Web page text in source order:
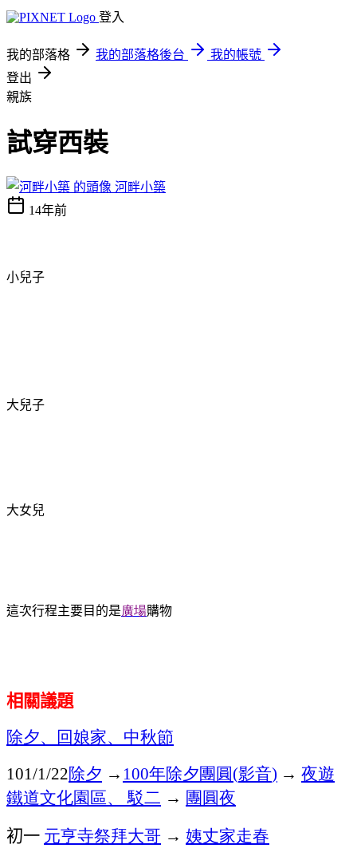
登入
我的部落格 我的部落格後台
我的帳號
登出
親族
試穿西裝
河畔小築
14年前
小兒子
大兒子
大女兒
這次行程主要目的是廣場購物
相關議題
除夕、回娘家、 中秋節
101/1/22除夕 → 100年除夕團圓(影音) → 夜遊
鐵道文化園區、
駁二 → 團圓夜
初一 元亨寺祭拜大哥 → 姨丈家走春